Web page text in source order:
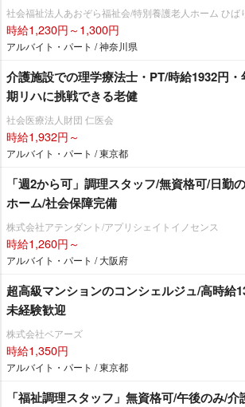
社会福祉法人あおぞら福祉会/特別養護老人ホーム ひば
時給1,230円～1,300円
アルバイト・パート / 神奈川県
介護施設での理学療法士・PT/時給1932円
期リハに挑戦できる老健
社会医療法人財団 仁医会
時給1,932円～
アルバイト・パート / 東京都
「週2から可」調理スタッフ/無資格可/日勤
ホーム/社会保障完備
株式会社アテンダント/アプリシェイトイノセンス
時給1,260円～
アルバイト・パート / 大阪府
超高級マンションのコンシェルジュ/高時給
未経験歓迎
株式会社ベアーズ
時給1,350円
アルバイト・パート / 東京都
「福祉調理スタッフ」無資格可/午後のみ/